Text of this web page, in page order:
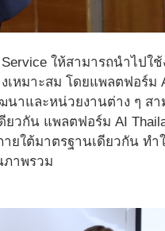
ให้สามารถนำไปใช้
เหมาะสม โดยแพลตฟอร์ม
นาและหน่วยงานต่าง ๆ ส
วกัน แพลตฟอร์ม AI
ยใต้มาตรฐานเดียวกัน ทำ
าพรวม